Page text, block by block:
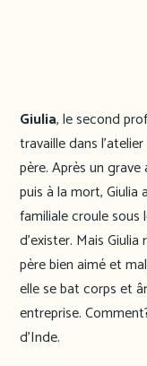
Giulia, le second
travaille dans
père. Après un
puis à la mort, Giulia
familiale croule
d’exister. Mais
père bien aimé et
elle se bat corps et
entreprise.
d’Inde.